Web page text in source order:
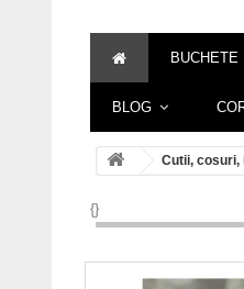
BUCHETE
BLOG
Cutii, cosuri,
{}